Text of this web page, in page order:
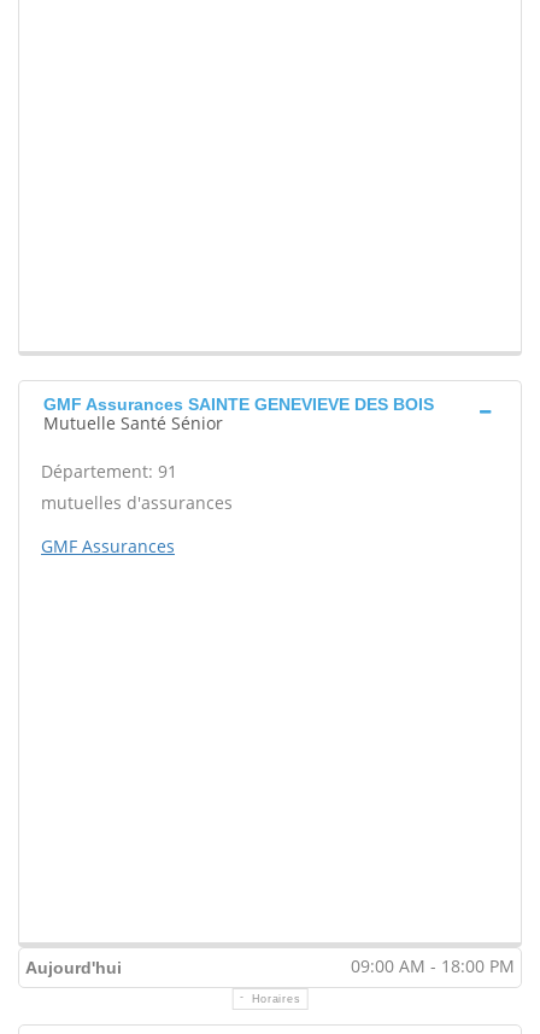
GMF Assurances SAINTE GENEVIEVE DES BOIS
Mutuelle Santé Sénior
Département: 91
mutuelles d'assurances
GMF Assurances
Aujourd'hui 09:00 AM - 18:00 PM
Horaires